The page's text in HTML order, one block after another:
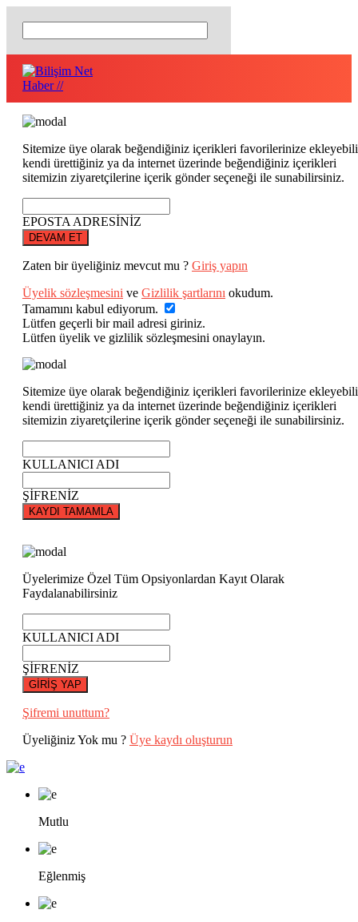
Sitemize üye olarak beğendiğiniz içerikleri favorilerinize
kendi ürettiğiniz ya da internet üzerinde beğendiğiniz içerikleri
sitemizin ziyaretçilerine içerik gönder seçeneği ile sunabilirsiniz.
EPOSTA ADRESİNİZ
DEVAM ET
Zaten bir üyeliğiniz mevcut mu ? Giriş yapın
Üyelik sözleşmesini ve Gizlilik şartlarını okudum.
Tamamını kabul ediyorum.
Lütfen geçerli bir mail adresi giriniz.
Lütfen üyelik ve gizlilik sözleşmesini onaylayın.
Sitemize üye olarak beğendiğiniz içerikleri favorilerinize
kendi ürettiğiniz ya da internet üzerinde beğendiğiniz içerikleri
sitemizin ziyaretçilerine içerik gönder seçeneği ile sunabilirsiniz.
KULLANICI ADI
ŞİFRENİZ
KAYDI TAMAMLA
Üyelerimize Özel Tüm Opsiyonlardan Kayıt Olarak
Faydalanabilirsiniz
KULLANICI ADI
ŞİFRENİZ
GİRİŞ YAP
Şifremi unuttum?
Üyeliğiniz Yok mu ? Üye kaydı oluşturun
Mutlu
Eğlenmiş